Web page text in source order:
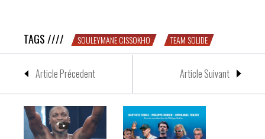
TAGS //// SOULEYMANE CISSOKHO TEAM SOLIDE
Article Précedent Article Suivant